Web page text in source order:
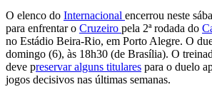
O elenco do Internacional encerrou neste
para enfrentar o Cruzeiro pela 2ª rodada do
no Estádio Beira-Rio, em Porto Alegre. O
domingo (6), às 18h30 (de Brasília). O
deve preservar alguns titulares para o duelo
jogos decisivos nas últimas semanas.